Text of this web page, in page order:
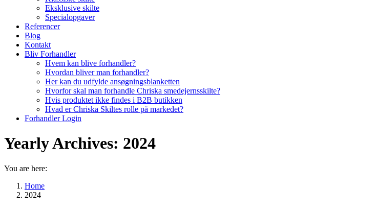
Eksklusive skilte
Specialopgaver
Referencer
Blog
Kontakt
Bliv Forhandler
Hvem kan blive forhandler?
Hvordan bliver man forhandler?
Her kan du udfylde ansøgningsblanketten
Hvorfor skal man forhandle Chriska smedejernsskilte?
Hvis produktet ikke findes i B2B butikken
Hvad er Chriska Skiltes rolle på markedet?
Forhandler Login
Yearly Archives: 2024
You are here:
Home
2024